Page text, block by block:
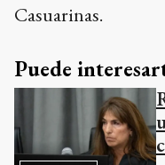
Casuarinas.
Puede